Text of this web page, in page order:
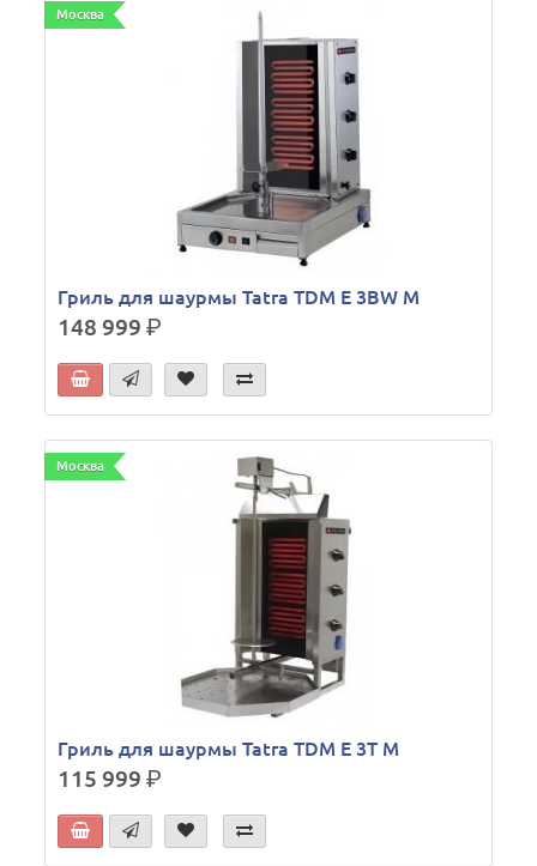
Москва
Гриль для шаурмы Tatra TDM E 3BW M
148 999р.
Москва
Гриль для шаурмы Tatra TDM E 3T M
115 999р.